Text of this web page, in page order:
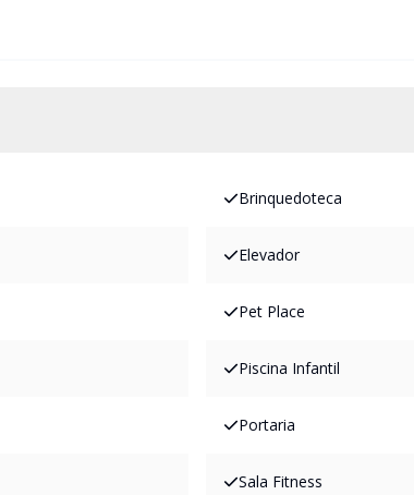
Brinquedoteca
Elevador
Pet Place
Piscina Infantil
Portaria
Sala Fitness